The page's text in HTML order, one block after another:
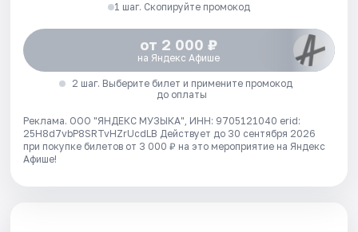
1 шаг. Скопируйте промокод
от 2 000 ₽
на Яндекс Афише
2 шаг. Выберите билет и примените промокод
до оплаты
Реклама. ООО "ЯНДЕКС МУЗЫКА", ИНН: 9705121040 erid:
25H8d7vbP8SRTvHZrUcdLB Действует до 30 сентября 2026
при покупке билетов от 3 000 ₽ на это мероприятие на Яндекс
Афише!